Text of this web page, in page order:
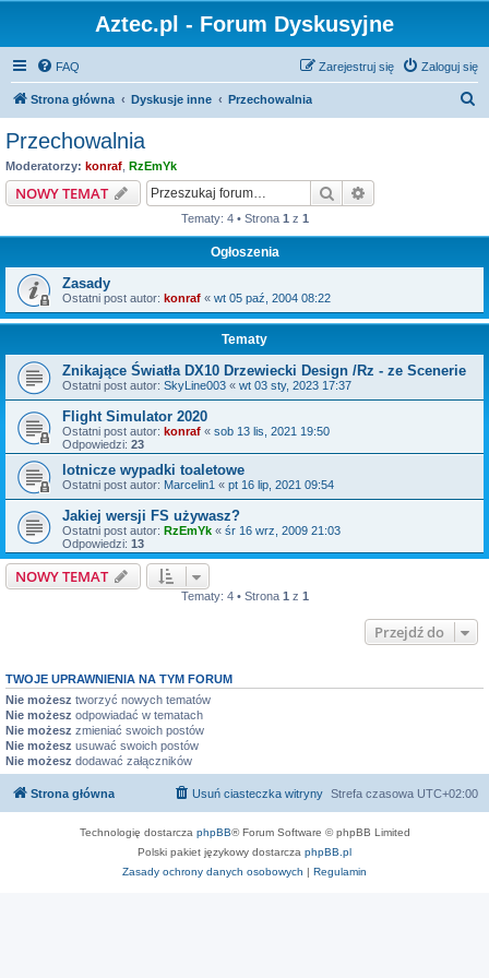
Aztec.pl - Forum Dyskusyjne
FAQ Zaloguj się
Zarejestruj się
Strona główna Dyskusje inne Przechowalnia
Przechowalnia
Moderatorzy: konraf RzEmYk
NOWY TEMAT Szukaj
Tematy: 4 • Strona 1 z 1
Ogłoszenia
Zasady
Ostatni post autor: konraf « wt 05 paź, 2004 08:22
Tematy
Znikające Światła DX10 Drzewiecki Design /Rz - ze Scenerie
Ostatni post autor: SkyLine003 « wt 03 sty, 2023 17:37
Flight Simulator 2020
Ostatni post autor: konraf « sob 13 lis, 2021 19:50
Odpowiedzi: 23
lotnicze wypadki toaletowe
Ostatni post autor: Marcelin1 « pt 16 lip, 2021 09:54
Jakiej wersji FS używasz?
Ostatni post autor: RzEmYk « śr 16 wrz, 2009 21:03
Odpowiedzi: 13
NOWY TEMAT
Tematy: 4 • Strona 1 z 1
Przejdź do
TWOJE UPRAWNIENIA NA TYM FORUM
Nie możesz tworzyć nowych tematów
Nie możesz odpowiadać w tematach
Nie możesz zmieniać swoich postów
Nie możesz usuwać swoich postów
Nie możesz dodawać załączników
Strona główna Strefa czasowa UTC+02:00
Usuń ciasteczka witryny
Technologię dostarcza phpBB® Forum Software © phpBB Limited
Polski pakiet językowy dostarcza phpBB.pl
Zasady ochrony danych osobowych | Regulamin